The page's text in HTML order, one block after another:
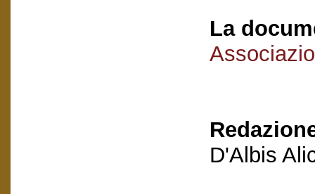
La
D'Albis